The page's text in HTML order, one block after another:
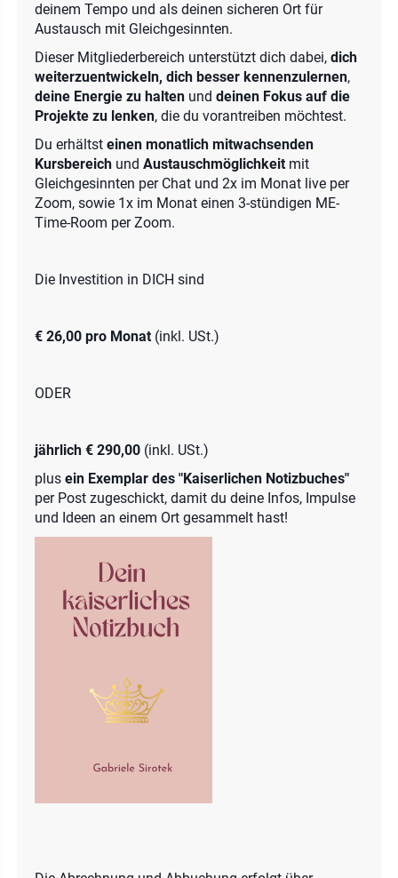
deinem Tempo und als deinen sicheren Ort für
Austausch mit Gleichgesinnten.
Dieser Mitgliederbereich unterstützt dich dabei, dich
weiterzuentwickeln, dich besser kennenzulernen,
deine Energie zu halten und deinen Fokus auf die
Projekte zu lenken, die du vorantreiben möchtest.
Du erhältst einen monatlich mitwachsenden
Kursbereich und Austauschmöglichkeit mit
Gleichgesinnten per Chat und 2x im Monat live per
Zoom, sowie 1x im Monat einen 3-stündigen ME-
Time-Room per Zoom.
Die Investition in DICH sind
€ 26,00 pro Monat (inkl. USt.)
ODER
jährlich € 290,00 (inkl. USt.)
plus ein Exemplar des "Kaiserlichen Notizbuches"
per Post zugeschickt, damit du deine Infos, Impulse
und Ideen an einem Ort gesammelt hast!